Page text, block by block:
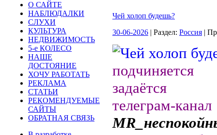
О САЙТЕ
НАБЛЮДАЛКИ
СЛУХИ
КУЛЬТУРА
НЕДВИЖИМОСТЬ
5-е КОЛЕСО
НАШЕ
ДОСТОЯНИЕ
ХОЧУ РАБОТАТЬ
РЕКЛАМА
СТАТЬИ
РЕКОМЕНДУЕМЫЕ
САЙТЫ
ОБРАТНАЯ СВЯЗЬ
Чей холоп будешь?
30-06-2026 | Раздел: Россия |
задаётся
телеграм-канал